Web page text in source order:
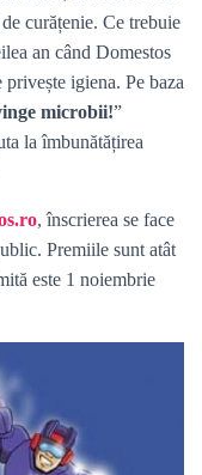
curățenie. Ce trebuie
an când Domestos
igiena. Pe baza
microbii!”
la îmbunătățirea
, înscrierea se face
Premiile sunt atât
este 1 noiembrie